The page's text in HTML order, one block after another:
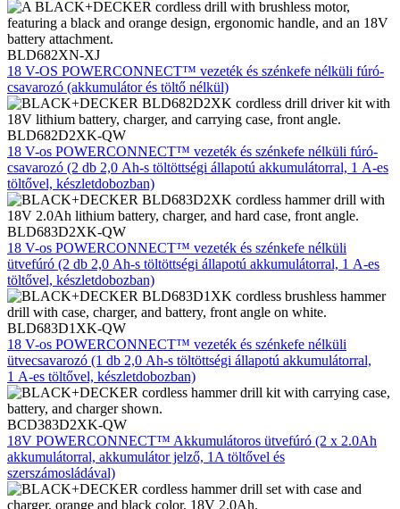
BLD682XN-XJ
18 V-OS POWERCONNECT™ vezeték és szénkefe nélküli fúró-
csavarozó (akkumulátor és töltő nélkül)
BLD682D2XK-QW
18 V-os POWERCONNECT™ vezeték és szénkefe nélküli fúró-
csavarozó (2 db 2,0 Ah-s töltöttségi állapotú akkumulátorral, 1 A-es
töltővel, készletdobozban)
BLD683D2XK-QW
18 V-os POWERCONNECT™ vezeték és szénkefe nélküli
ütvefúró (2 db 2,0 Ah-s töltöttségi állapotú akkumulátorral, 1 A-es
töltővel, készletdobozban)
BLD683D1XK-QW
18 V-os POWERCONNECT™ vezeték és szénkefe nélküli
ütvecsavarozó (1 db 2,0 Ah-s töltöttségi állapotú akkumulátorral,
1 A-es töltővel, készletdobozban)
BCD383D2XK-QW
18V POWERCONNECT™ Akkumulátoros ütvefúró (2 x 2.0Ah
akkumulátorral, akkumulátor jelző, 1A töltővel és
szerszámosládával)